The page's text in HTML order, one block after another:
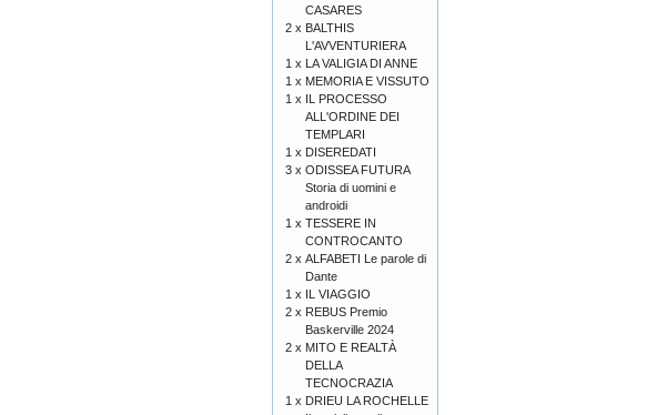
CASARES
2 x BALTHIS
L'AVVENTURIERA
1 x LA VALIGIA DI ANNE
1 x MEMORIA E VISSUTO
1 x IL PROCESSO
ALL'ORDINE DEI
TEMPLARI
1 x DISEREDATI
3 x ODISSEA FUTURA
Storia di uomini e
androidi
1 x TESSERE IN
CONTROCANTO
2 x ALFABETI Le parole di
Dante
1 x IL VIAGGIO
2 x REBUS Premio
Baskerville 2024
2 x MITO E REALTÀ
DELLA
TECNOCRAZIA
1 x DRIEU LA ROCHELLE